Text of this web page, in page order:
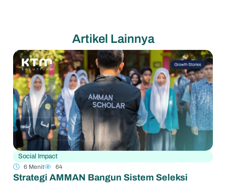
Artikel Lainnya
Social Impact
6 Menit
64
Strategi AMMAN Bangun Sistem Seleksi